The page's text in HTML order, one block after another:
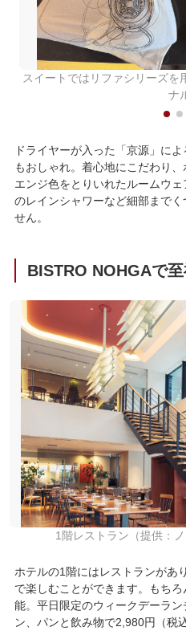
スイートではリファシリーズ
ナ
ドライヤーが入った「京源」に
もおしゃれ。着心地にこだわり
エンジ色をとりいれたルームウ
のレインシャワーなど細部まで
せん。
BISTRO NOHGAで
1階レストラン（提供：
ホテルの1階にはレストランがあ
で楽しむことができます。もち
能。平日限定のウィークデーラ
ン、パンと飲み物で2,980円（税込